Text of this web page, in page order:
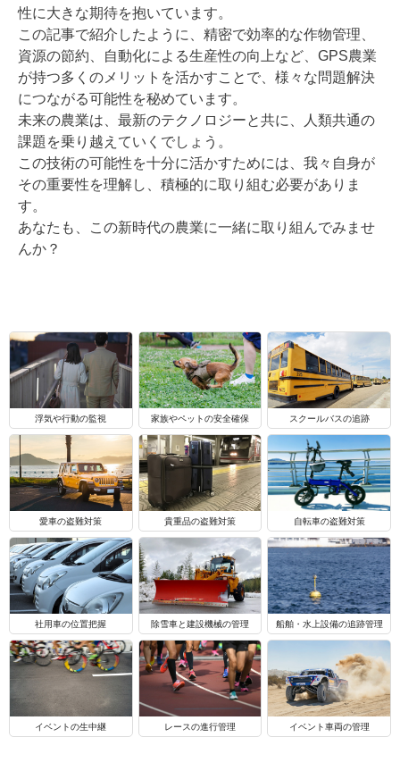
性に大きな期待を抱いています。
この記事で紹介したように、精密で効率的な作物管理、
資源の節約、自動化による生産性の向上など、GPS農業
が持つ多くのメリットを活かすことで、様々な問題解決
につながる可能性を秘めています。
未来の農業は、最新のテクノロジーと共に、人類共通の
課題を乗り越えていくでしょう。
この技術の可能性を十分に活かすためには、我々自身が
その重要性を理解し、積極的に取り組む必要がありま
す。
あなたも、この新時代の農業に一緒に取り組んでみませ
んか？
浮気や行動の監視 家族やペットの安全確保 スクールバスの追跡
愛車の盗難対策 貴重品の盗難対策 自転車の盗難対策
社用車の位置把握 除雪車と建設機械の管理 船舶・水上設備の追跡管理
イベントの生中継 レースの進行管理 イベント車両の管理